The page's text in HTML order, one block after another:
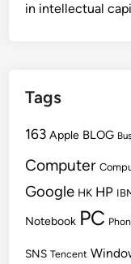
in intellectual
Tags
163 Apple BLOG
Computer
Google HK HP
Notebook PC
SNS Tencent